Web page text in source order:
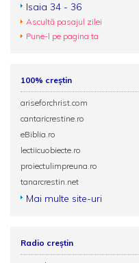
Isaia 34 - 36
Ascultă pasajul zilei
Pune-l pe pagina ta
100% creștin
ariseforchrist.com
cantaricrestine.ro
eBiblia.ro
lectiicuobiecte.ro
proiectulimpreuna.ro
tanarcrestin.net
Mai multe site-uri
Radio creștin